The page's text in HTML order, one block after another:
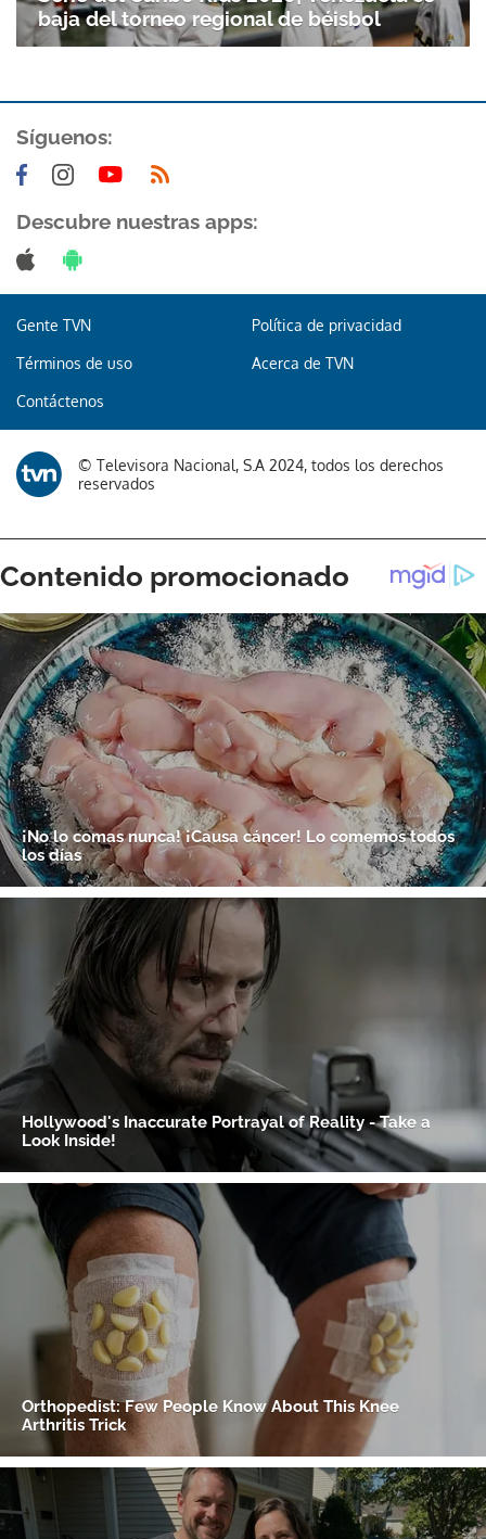
ACEPTAR
baja del torneo regional de béisbol
Síguenos:
Descubre nuestras apps:
Gente TVN Política de privacidad
Términos de uso Acerca de TVN
Contáctenos
© Televisora Nacional, S.A 2024, todos los derechos
reservados